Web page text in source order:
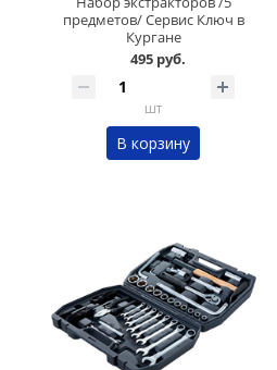
предметов/ Сервис Ключ в
Кургане
495 руб.
шт
В корзину